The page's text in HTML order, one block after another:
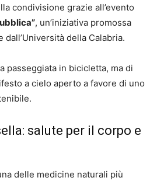
condivisione grazie all’evento
, un’iniziativa promossa
dall’Università della Calabria.
passeggiata in bicicletta, ma di
a cielo aperto a favore di uno
salute per il corpo e
delle medicine naturali più